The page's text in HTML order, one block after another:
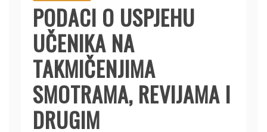
PODACI O USPJEHU
UČENIKA NA
TAKMIČENJIMA
SMOTRAMA, REVIJAMA I
DRUGIM